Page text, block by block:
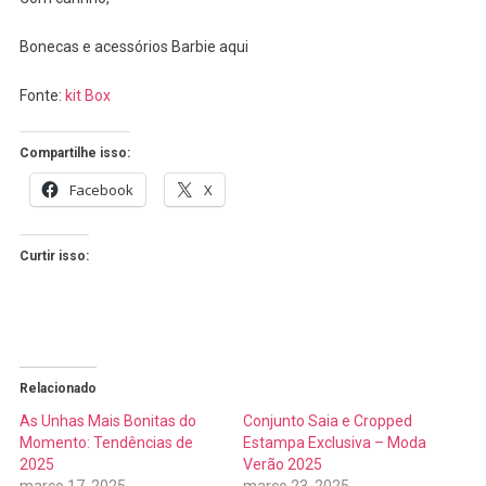
Bonecas e acessórios Barbie aqui
Fonte: kit Box
Compartilhe isso:
Facebook X
Curtir isso:
Relacionado
As Unhas Mais Bonitas do
Momento: Tendências de
2025
Conjunto Saia e Cropped
Estampa Exclusiva – Moda
Verão 2025